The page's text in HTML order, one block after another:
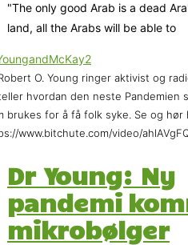
"The only good Arab is a dead
land, all the Arabs will be able to
O. Young ringer aktivist og
hvordan den neste Pandemien
brukes for å få folk syke. Se og
www.bitchute.com/video/
Dr Young: Ny
pandemi
mikrobølger